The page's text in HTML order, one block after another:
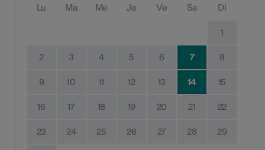
Lu Ma Me Je Ve Sa Di
1
2 3 4 5 6 7 8
9 10 11 12 13 14 15
16 17 18 19 20 21 22
23 24 25 26 27 28 29